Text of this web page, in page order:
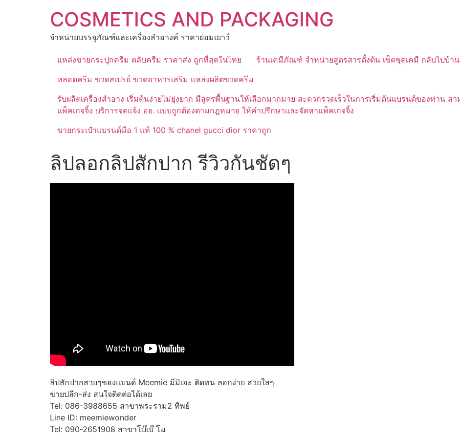
COSMETICS AND PACKAGING
จำหน่ายบรรจุภัณฑ์และเครื่องสำอางค์ ราคาย่อมเยาว์
แหล่งขายกระปุกครีม ตลับครีม ราคาส่ง ถูกที่สุดในไทย
ร้านเคมีภัณฑ์ จำหน่ายสูตรสารตั้งต้น เซ็ตชุดเคมี กลับไปบ้าน
หลอดครีม ขวดสเปรย์ ขวดอาหารเสริม แหล่งผลิตขวดครีม
รับผลิตเครื่องสำอาง เริ่มต้นง่ายไม่ยุ่งยาก มีสูตรพื้นฐานให้เลือกมากมาย สะดวกรวดเร็วในการเริ่มต้นแบรนด์ของท่าน
แพ็คเกจจิ้ง บริการจดแจ้ง อย. แบบถูกต้องตามกฎหมาย ให้คำปรึกษาและจัดหาแพ็คเกจจิ้ง
ขายกระเป๋าแบรนด์มือ 1 แท้ 100 % chanel gucci dior ราคาถูก
ลิปลอกลิปสักปาก รีวิวกันชัดๆ
ลิปสักปากสวยๆของแบนด์ Meemie มีมิเอะ ติดทน ลอกง่าย สวยใสๆ
ขายปลีก-ส่ง สนใจติดต่อได้เลย
Tel: 086-3988655 สาขาพระราม2 ทิพย์
Line ID: meemiewonder
Tel: 090-2651908 สาขาโบ๊เบ๊ โม